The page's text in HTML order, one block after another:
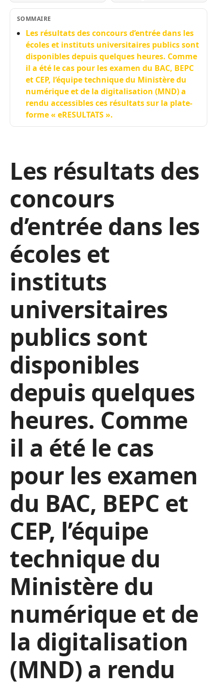
SOMMAIRE
Les résultats des concours d’entrée dans les
écoles et instituts universitaires publics sont
disponibles depuis quelques heures. Comme
il a été le cas pour les examen du BAC, BEPC
et CEP, l’équipe technique du Ministère du
numérique et de la digitalisation (MND) a
rendu accessibles ces résultats sur la plate-
forme « eRESULTATS ».
Les résultats des
concours
d’entrée dans les
écoles et
instituts
universitaires
publics sont
disponibles
depuis quelques
heures. Comme
il a été le cas
pour les examen
du BAC, BEPC et
CEP, l’équipe
technique du
Ministère du
numérique et de
la digitalisation
(MND) a rendu